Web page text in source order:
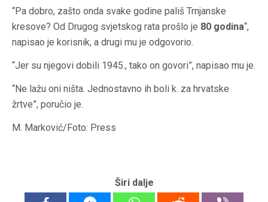
“Pa dobro, zašto onda svake godine pališ Trnjanske
kresove? Od Drugog svjetskog rata prošlo je 80 godina“,
napisao je korisnik, a drugi mu je odgovorio.
“Jer su njegovi dobili 1945., tako on govori”, napisao mu je.
“Ne lažu oni ništa. Jednostavno ih boli k. za hrvatske
žrtve”, poručio je.
M. Marković/Foto: Press
Širi dalje